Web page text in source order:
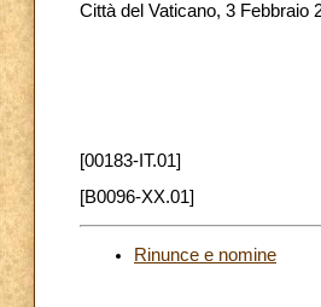
Città del Vaticano, 3 Febbraio
[00183-IT.01]
[B0096-XX.01]
Rinunce e nomine